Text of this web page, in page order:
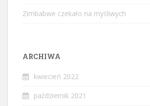
Zimbabwe czekało na myśliwych
ARCHIWA
kwiecień 2022
październik 2021